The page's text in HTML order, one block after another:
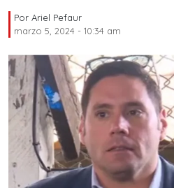
Por Ariel Pefaur
marzo 5, 2024 - 10:34 am